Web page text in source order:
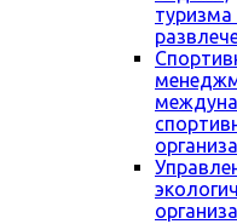
туризма